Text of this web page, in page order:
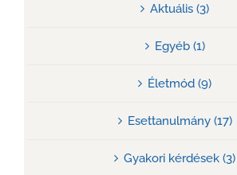
Aktuális (3)
Egyéb (1)
Életmód (9)
Esettanulmány (17)
Gyakori kérdések (3)